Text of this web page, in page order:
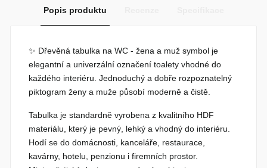
Popis produktu
✨ Dřevěná tabulka na WC - žena a muž symbol je
elegantní a univerzální označení toalety vhodné do
každého interiéru. Jednoduchý a dobře rozpoznatelný
piktogram ženy a muže působí moderně a čistě.
Tabulka je standardně vyrobena z kvalitního HDF
materiálu, který je pevný, lehký a vhodný do interiéru.
Hodí se do domácnosti, kanceláře, restaurace,
kavárny, hotelu, penzionu i firemních prostor.